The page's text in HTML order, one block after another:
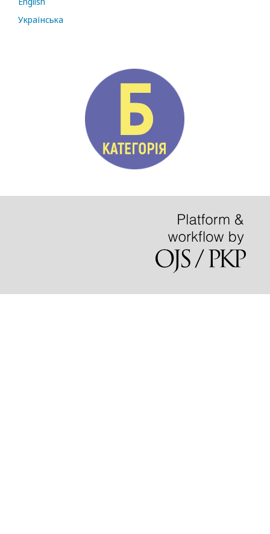
Українська